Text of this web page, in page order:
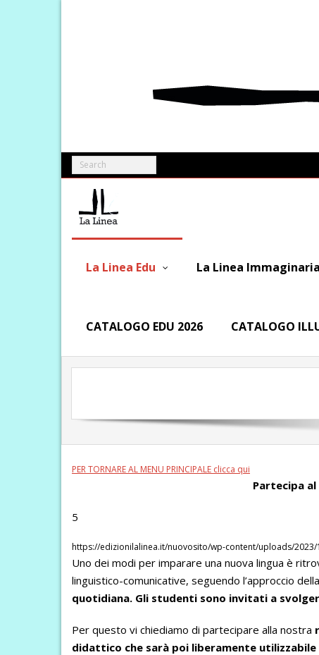
La Linea Edu La Linea Immaginaria
CATALOGO EDU 2026 CATALOGO
PER TORNARE AL MENU PRINCIPALE clicca qui
Partecipa
5
https://edizionilalinea.it/nuovosito/wp-content/uploads/
Uno dei modi per imparare una nuova lingua è
linguistico-comunicative, seguendo l’approccio
quotidiana. Gli studenti sono invitati a
Per questo vi chiediamo di partecipare alla nostra
didattico che sarà poi liberamente utilizzabile